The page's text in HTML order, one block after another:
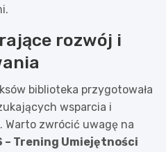
rozwój i
biblioteka przygotowała
wsparcia i
zwrócić uwagę na
– Trening Umiejętności